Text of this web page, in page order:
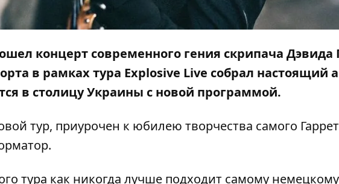
концерт современного гения скрипача Дэвида
в рамках тура Explosive Live собрал настоящий
в столицу Украины с новой программой.
тур, приурочен к юбилею творчества самого
.
тура как никогда лучше подходит самому